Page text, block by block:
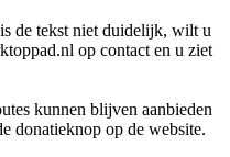
de tekst niet duidelijk, wilt u
op contact en u ziet
kunnen blijven aanbieden
donatieknop op de website.